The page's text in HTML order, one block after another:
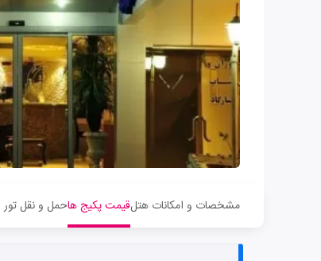
مشخصات و امکانات هتلقیمت پکیج هاحمل و نقل تور